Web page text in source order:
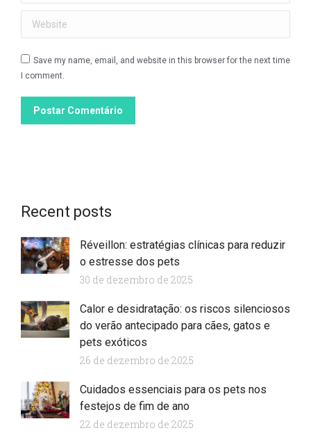
Website
Save my name, email, and website in this browser for the next time
I comment.
Postar Comentário
Recent posts
Réveillon: estratégias clínicas para reduzir
o estresse dos pets
30 de dezembro de 2025
Calor e desidratação: os riscos silenciosos
do verão antecipado para cães, gatos e
pets exóticos
26 de dezembro de 2025
Cuidados essenciais para os pets nos
festejos de fim de ano
22 de dezembro de 2025